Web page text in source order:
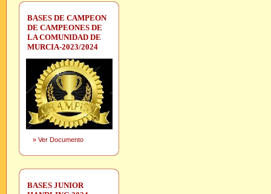
BASES DE CAMPEON
DE CAMPEONES DE
LA COMUNIDAD DE
MURCIA-2023/2024
» Ver Documento
BASES JUNIOR